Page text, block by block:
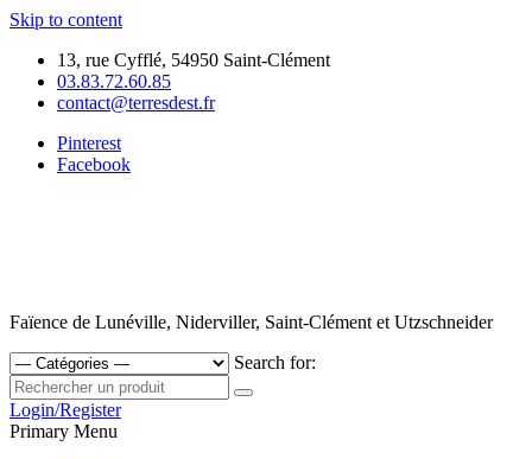
Skip to content
13, rue Cyfflé, 54950 Saint-Clément
03.83.72.60.85
contact@terresdest.fr
Pinterest
Facebook
Faïence de Lunéville, Niderviller, Saint-Clément et Utzschneider
Search for:
Login/Register
Primary Menu